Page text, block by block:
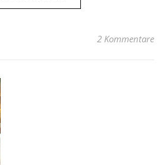
2 Kommentare